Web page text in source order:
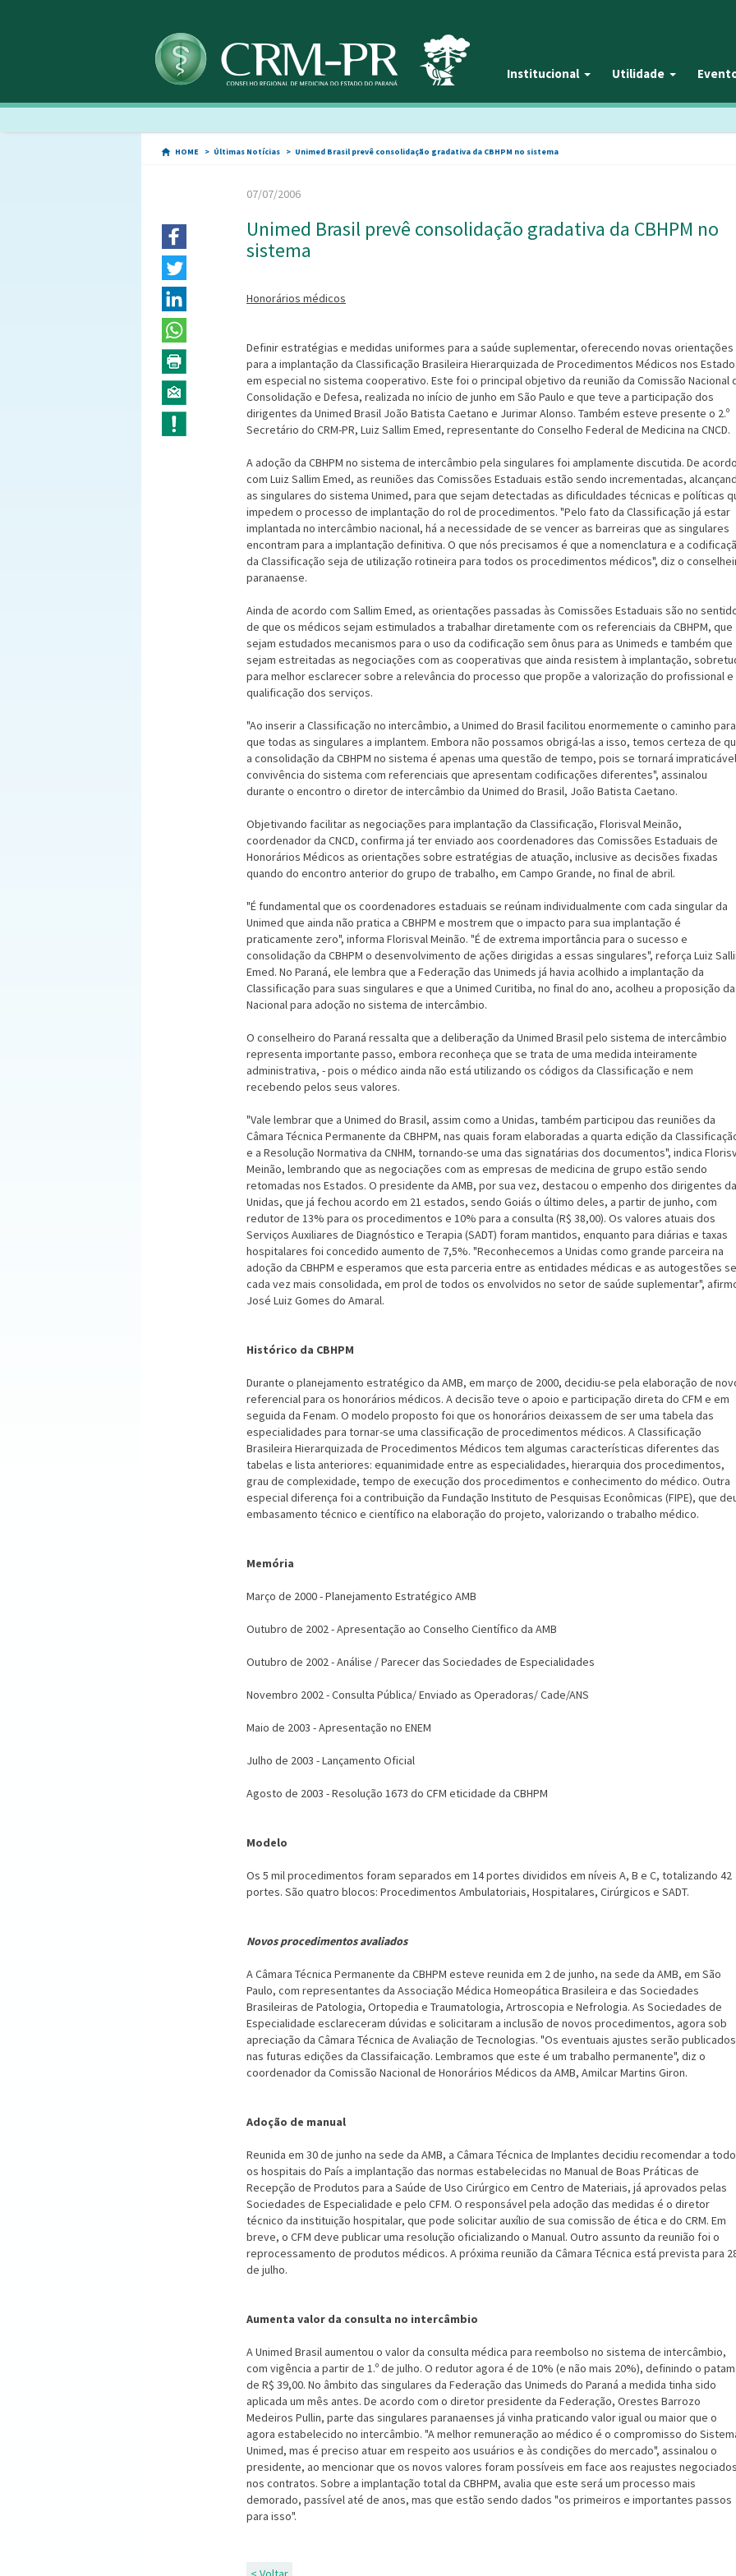
Institucional Utilidade
HOME Últimas Notícias Unimed Brasil prevê consolidação gradativa da CBHPM no sistema
07/07/2006
Unimed Brasil prevê consolidação gradativa da CBHPM no
sistema
Honorários médicos
Definir estratégias e medidas uniformes para a saúde suplementar, oferecendo novas orientações
para a implantação da Classificação Brasileira Hierarquizada de Procedimentos Médicos nos
em especial no sistema cooperativo. Este foi o principal objetivo da reunião da Comissão Nacional
Consolidação e Defesa, realizada no início de junho em São Paulo e que teve a participação dos
dirigentes da Unimed Brasil João Batista Caetano e Jurimar Alonso. Também esteve presente o 2.º
Secretário do CRM-PR, Luiz Sallim Emed, representante do Conselho Federal de Medicina na CNCD.
A adoção da CBHPM no sistema de intercâmbio pela singulares foi amplamente discutida. De
com Luiz Sallim Emed, as reuniões das Comissões Estaduais estão sendo incrementadas,
as singulares do sistema Unimed, para que sejam detectadas as dificuldades técnicas e políticas
impedem o processo de implantação do rol de procedimentos. "Pelo fato da Classificação já estar
implantada no intercâmbio nacional, há a necessidade de se vencer as barreiras que as singulares
encontram para a implantação definitiva. O que nós precisamos é que a nomenclatura e a
da Classificação seja de utilização rotineira para todos os procedimentos médicos", diz o
paranaense.
Ainda de acordo com Sallim Emed, as orientações passadas às Comissões Estaduais são no
de que os médicos sejam estimulados a trabalhar diretamente com os referenciais da CBHPM, que
sejam estudados mecanismos para o uso da codificação sem ônus para as Unimeds e também que
sejam estreitadas as negociações com as cooperativas que ainda resistem à implantação,
para melhor esclarecer sobre a relevância do processo que propõe a valorização do profissional e
qualificação dos serviços.
"Ao inserir a Classificação no intercâmbio, a Unimed do Brasil facilitou enormemente o caminho para
que todas as singulares a implantem. Embora não possamos obrigá-las a isso, temos certeza de
a consolidação da CBHPM no sistema é apenas uma questão de tempo, pois se tornará
convivência do sistema com referenciais que apresentam codificações diferentes", assinalou
durante o encontro o diretor de intercâmbio da Unimed do Brasil, João Batista Caetano.
Objetivando facilitar as negociações para implantação da Classificação, Florisval Meinão,
coordenador da CNCD, confirma já ter enviado aos coordenadores das Comissões Estaduais de
Honorários Médicos as orientações sobre estratégias de atuação, inclusive as decisões fixadas
quando do encontro anterior do grupo de trabalho, em Campo Grande, no final de abril.
"É fundamental que os coordenadores estaduais se reúnam individualmente com cada singular da
Unimed que ainda não pratica a CBHPM e mostrem que o impacto para sua implantação é
praticamente zero", informa Florisval Meinão. "É de extrema importância para o sucesso e
consolidação da CBHPM o desenvolvimento de ações dirigidas a essas singulares", reforça Luiz
Emed. No Paraná, ele lembra que a Federação das Unimeds já havia acolhido a implantação da
Classificação para suas singulares e que a Unimed Curitiba, no final do ano, acolheu a proposição da
Nacional para adoção no sistema de intercâmbio.
O conselheiro do Paraná ressalta que a deliberação da Unimed Brasil pelo sistema de intercâmbio
representa importante passo, embora reconheça que se trata de uma medida inteiramente
administrativa, - pois o médico ainda não está utilizando os códigos da Classificação e nem
recebendo pelos seus valores.
"Vale lembrar que a Unimed do Brasil, assim como a Unidas, também participou das reuniões da
Câmara Técnica Permanente da CBHPM, nas quais foram elaboradas a quarta edição da
e a Resolução Normativa da CNHM, tornando-se uma das signatárias dos documentos", indica
Meinão, lembrando que as negociações com as empresas de medicina de grupo estão sendo
retomadas nos Estados. O presidente da AMB, por sua vez, destacou o empenho dos dirigentes da
Unidas, que já fechou acordo em 21 estados, sendo Goiás o último deles, a partir de junho, com
redutor de 13% para os procedimentos e 10% para a consulta (R$ 38,00). Os valores atuais dos
Serviços Auxiliares de Diagnóstico e Terapia (SADT) foram mantidos, enquanto para diárias e taxas
hospitalares foi concedido aumento de 7,5%. "Reconhecemos a Unidas como grande parceira na
adoção da CBHPM e esperamos que esta parceria entre as entidades médicas e as autogestões
cada vez mais consolidada, em prol de todos os envolvidos no setor de saúde suplementar",
José Luiz Gomes do Amaral.
Histórico da CBHPM
Durante o planejamento estratégico da AMB, em março de 2000, decidiu-se pela elaboração de
referencial para os honorários médicos. A decisão teve o apoio e participação direta do CFM e em
seguida da Fenam. O modelo proposto foi que os honorários deixassem de ser uma tabela das
especialidades para tornar-se uma classificação de procedimentos médicos. A Classificação
Brasileira Hierarquizada de Procedimentos Médicos tem algumas características diferentes das
tabelas e lista anteriores: equanimidade entre as especialidades, hierarquia dos procedimentos,
grau de complexidade, tempo de execução dos procedimentos e conhecimento do médico. Outra
especial diferença foi a contribuição da Fundação Instituto de Pesquisas Econômicas (FIPE), que
embasamento técnico e científico na elaboração do projeto, valorizando o trabalho médico.
Memória
Março de 2000 - Planejamento Estratégico AMB
Outubro de 2002 - Apresentação ao Conselho Científico da AMB
Outubro de 2002 - Análise / Parecer das Sociedades de Especialidades
Novembro 2002 - Consulta Pública/ Enviado as Operadoras/ Cade/ANS
Maio de 2003 - Apresentação no ENEM
Julho de 2003 - Lançamento Oficial
Agosto de 2003 - Resolução 1673 do CFM eticidade da CBHPM
Modelo
Os 5 mil procedimentos foram separados em 14 portes divididos em níveis A, B e C, totalizando 42
portes. São quatro blocos: Procedimentos Ambulatoriais, Hospitalares, Cirúrgicos e SADT.
Novos procedimentos avaliados
A Câmara Técnica Permanente da CBHPM esteve reunida em 2 de junho, na sede da AMB, em São
Paulo, com representantes da Associação Médica Homeopática Brasileira e das Sociedades
Brasileiras de Patologia, Ortopedia e Traumatologia, Artroscopia e Nefrologia. As Sociedades de
Especialidade esclareceram dúvidas e solicitaram a inclusão de novos procedimentos, agora sob
apreciação da Câmara Técnica de Avaliação de Tecnologias. "Os eventuais ajustes serão publicados
nas futuras edições da Classifaicação. Lembramos que este é um trabalho permanente", diz o
coordenador da Comissão Nacional de Honorários Médicos da AMB, Amilcar Martins Giron.
Adoção de manual
Reunida em 30 de junho na sede da AMB, a Câmara Técnica de Implantes decidiu recomendar a
os hospitais do País a implantação das normas estabelecidas no Manual de Boas Práticas de
Recepção de Produtos para a Saúde de Uso Cirúrgico em Centro de Materiais, já aprovados pelas
Sociedades de Especialidade e pelo CFM. O responsável pela adoção das medidas é o diretor
técnico da instituição hospitalar, que pode solicitar auxílio de sua comissão de ética e do CRM. Em
breve, o CFM deve publicar uma resolução oficializando o Manual. Outro assunto da reunião foi o
reprocessamento de produtos médicos. A próxima reunião da Câmara Técnica está prevista para
de julho.
Aumenta valor da consulta no intercâmbio
A Unimed Brasil aumentou o valor da consulta médica para reembolso no sistema de intercâmbio,
com vigência a partir de 1.º de julho. O redutor agora é de 10% (e não mais 20%), definindo o
de R$ 39,00. No âmbito das singulares da Federação das Unimeds do Paraná a medida tinha sido
aplicada um mês antes. De acordo com o diretor presidente da Federação, Orestes Barrozo
Medeiros Pullin, parte das singulares paranaenses já vinha praticando valor igual ou maior que o
agora estabelecido no intercâmbio. "A melhor remuneração ao médico é o compromisso do
Unimed, mas é preciso atuar em respeito aos usuários e às condições do mercado", assinalou o
presidente, ao mencionar que os novos valores foram possíveis em face aos reajustes
nos contratos. Sobre a implantação total da CBHPM, avalia que este será um processo mais
demorado, passível até de anos, mas que estão sendo dados "os primeiros e importantes passos
para isso".